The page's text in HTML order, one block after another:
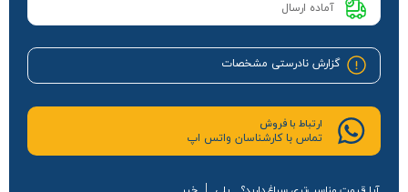
آماده ارسال
گزارش نادرستی مشخصات
ارتباط با فروش
تماس با کارشناسان واتس اپ